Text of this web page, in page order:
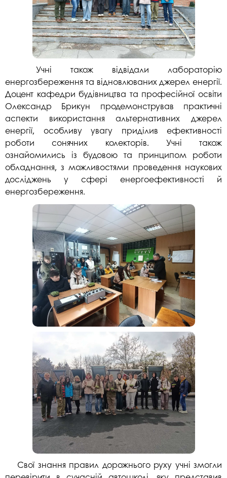
Учні також відвідали лабораторію
енергозбереження та відновлюваних джерел енергії.
Доцент кафедри будівництва та професійної освіти
Олександр Брикун продемонстрував практичні
аспекти використання альтернативних джерел
енергії, особливу увагу приділив ефективності
роботи сонячних колекторів. Учні також
ознайомились із будовою та принципом роботи
обладнання, з можливостями проведення наукових
досліджень у сфері енергоефективності й
енергозбереження.
Свої знання правил дорожнього руху учні змогли